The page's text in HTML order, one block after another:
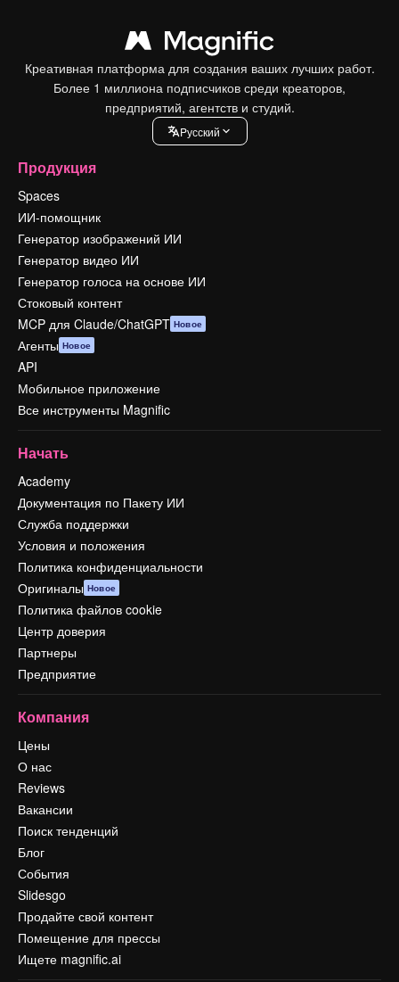
Креативная платформа для создания ваших лучших работ.
Более 1 миллиона подписчиков среди креаторов,
предприятий, агентств и студий.
Pусский
Продукция
Spaces
ИИ-помощник
Генератор изображений ИИ
Генератор видео ИИ
Генератор голоса на основе ИИ
Стоковый контент
MCP для Claude/ChatGPT Новое
Агенты Новое
API
Мобильное приложение
Все инструменты Magnific
Начать
Academy
Документация по Пакету ИИ
Служба поддержки
Условия и положения
Политика конфиденциальности
Оригиналы Новое
Политика файлов cookie
Центр доверия
Партнеры
Предприятие
Компания
Цены
О нас
Reviews
Вакансии
Поиск тенденций
Блог
События
Slidesgo
Продайте свой контент
Помещение для прессы
Ищете magnific.ai